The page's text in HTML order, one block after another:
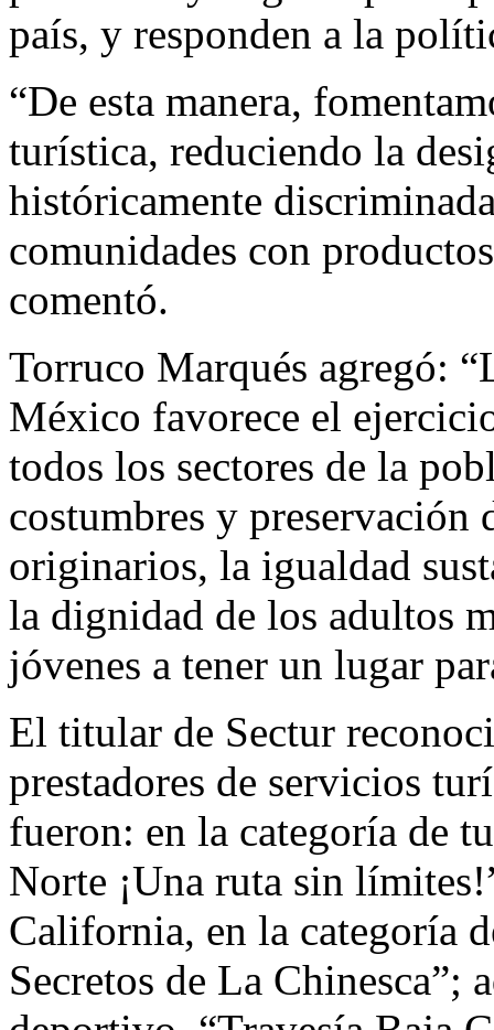
país, y responden a la
“De esta manera,
turística, reduciendo la
históricamente
comunidades con
comentó.
Torruco Marqués agregó:
México favorece el
todos los sectores de la
costumbres y
originarios, la igualdad
la dignidad de los adultos
jóvenes a tener un lugar
El titular de Sectur
prestadores de servicios
fueron: en la categoría de
Norte ¡Una ruta sin
California, en la categoría
Secretos de La Chinesca”;